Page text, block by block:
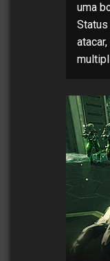
uma
Status